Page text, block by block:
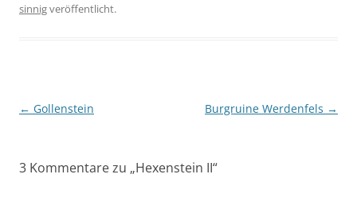
sinnigveröffentlicht.
Beitragsnavigation
← Gollenstein Burgruine Werdenfels →
3 Kommentare zu „Hexenstein II“